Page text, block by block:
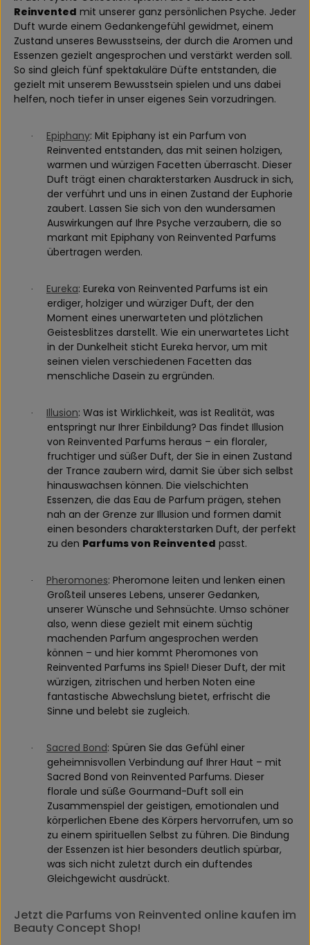
Reinvented mit unserer ganz persönlichen Psyche. Jeder
Duft wurde einem Gedankengefühl gewidmet, einem
Zustand unseres Bewusstseins, der durch die Aromen und
Essenzen gezielt angesprochen und verstärkt werden soll.
So sind gleich fünf spektakuläre Düfte entstanden, die
gezielt mit unserem Bewusstsein spielen und uns dabei
helfen, noch tiefer in unser eigenes Sein vorzudringen.
· Epiphany: Mit Epiphany ist ein Parfum von
Reinvented entstanden, das mit seinen holzigen,
warmen und würzigen Facetten überrascht. Dieser
Duft trägt einen charakterstarken Ausdruck in sich,
der verführt und uns in einen Zustand der Euphorie
zaubert. Lassen Sie sich von den wundersamen
Auswirkungen auf Ihre Psyche verzaubern, die so
markant mit Epiphany von Reinvented Parfums
übertragen werden.
· Eureka: Eureka von Reinvented Parfums ist ein
erdiger, holziger und würziger Duft, der den
Moment eines unerwarteten und plötzlichen
Geistesblitzes darstellt. Wie ein unerwartetes Licht
in der Dunkelheit sticht Eureka hervor, um mit
seinen vielen verschiedenen Facetten das
menschliche Dasein zu ergründen.
· Illusion: Was ist Wirklichkeit, was ist Realität, was
entspringt nur Ihrer Einbildung? Das findet Illusion
von Reinvented Parfums heraus – ein floraler,
fruchtiger und süßer Duft, der Sie in einen Zustand
der Trance zaubern wird, damit Sie über sich selbst
hinauswachsen können. Die vielschichten
Essenzen, die das Eau de Parfum prägen, stehen
nah an der Grenze zur Illusion und formen damit
einen besonders charakterstarken Duft, der perfekt
zu den Parfums von Reinvented passt.
· Pheromones: Pheromone leiten und lenken einen
Großteil unseres Lebens, unserer Gedanken,
unserer Wünsche und Sehnsüchte. Umso schöner
also, wenn diese gezielt mit einem süchtig
machenden Parfum angesprochen werden
können – und hier kommt Pheromones von
Reinvented Parfums ins Spiel! Dieser Duft, der mit
würzigen, zitrischen und herben Noten eine
fantastische Abwechslung bietet, erfrischt die
Sinne und belebt sie zugleich.
· Sacred Bond: Spüren Sie das Gefühl einer
geheimnisvollen Verbindung auf Ihrer Haut – mit
Sacred Bond von Reinvented Parfums. Dieser
florale und süße Gourmand-Duft soll ein
Zusammenspiel der geistigen, emotionalen und
körperlichen Ebene des Körpers hervorrufen, um so
zu einem spirituellen Selbst zu führen. Die Bindung
der Essenzen ist hier besonders deutlich spürbar,
was sich nicht zuletzt durch ein duftendes
Gleichgewicht ausdrückt.
Jetzt die Parfums von Reinvented online kaufen im
Beauty Concept Shop!